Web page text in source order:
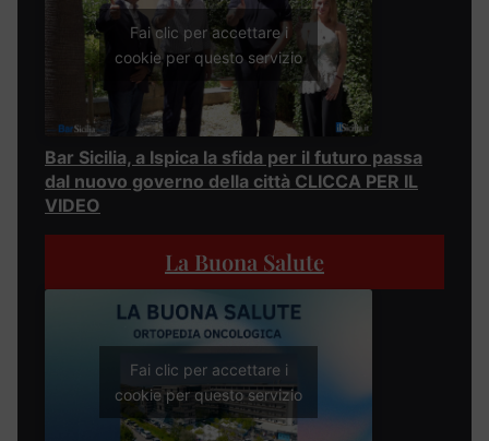
Fai clic per accettare i
cookie per questo servizio
Bar Sicilia, a Ispica la sfida per il futuro passa
dal nuovo governo della città CLICCA PER IL
VIDEO
La Buona Salute
Fai clic per accettare i
cookie per questo servizio